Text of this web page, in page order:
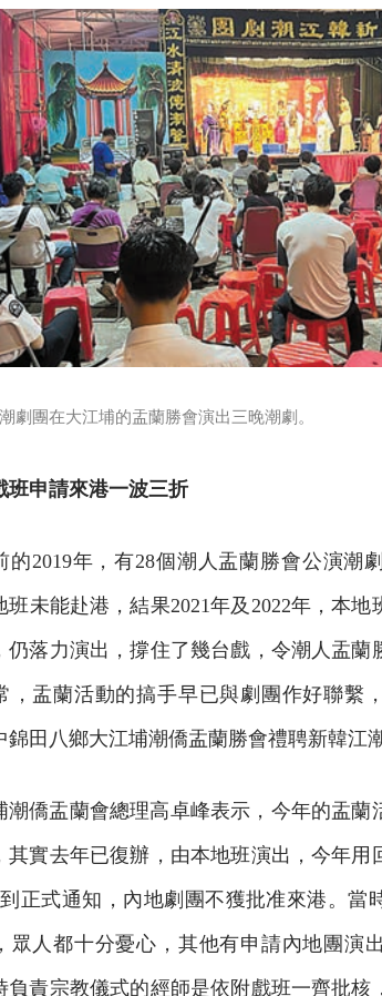
劇團在大江埔的盂蘭勝會演出三晚潮劇。
班申請來港一波三折
的2019年，有28個潮人盂蘭勝會公演潮
班未能赴港，結果2021年及2022年，本
仍落力演出，撐住了幾台戲，令潮人盂蘭
，盂蘭活動的搞手早已與劇團作好聯繫
錦田八鄉大江埔潮僑盂蘭勝會禮聘新韓江
潮僑盂蘭會總理高卓峰表示，今年的盂蘭
其實去年已復辦，由本地班演出，今年用
正式通知，內地劇團不獲批准來港。當
眾人都十分憂心，其他有申請內地團演
負責宗教儀式的經師是依附戲班一齊批核